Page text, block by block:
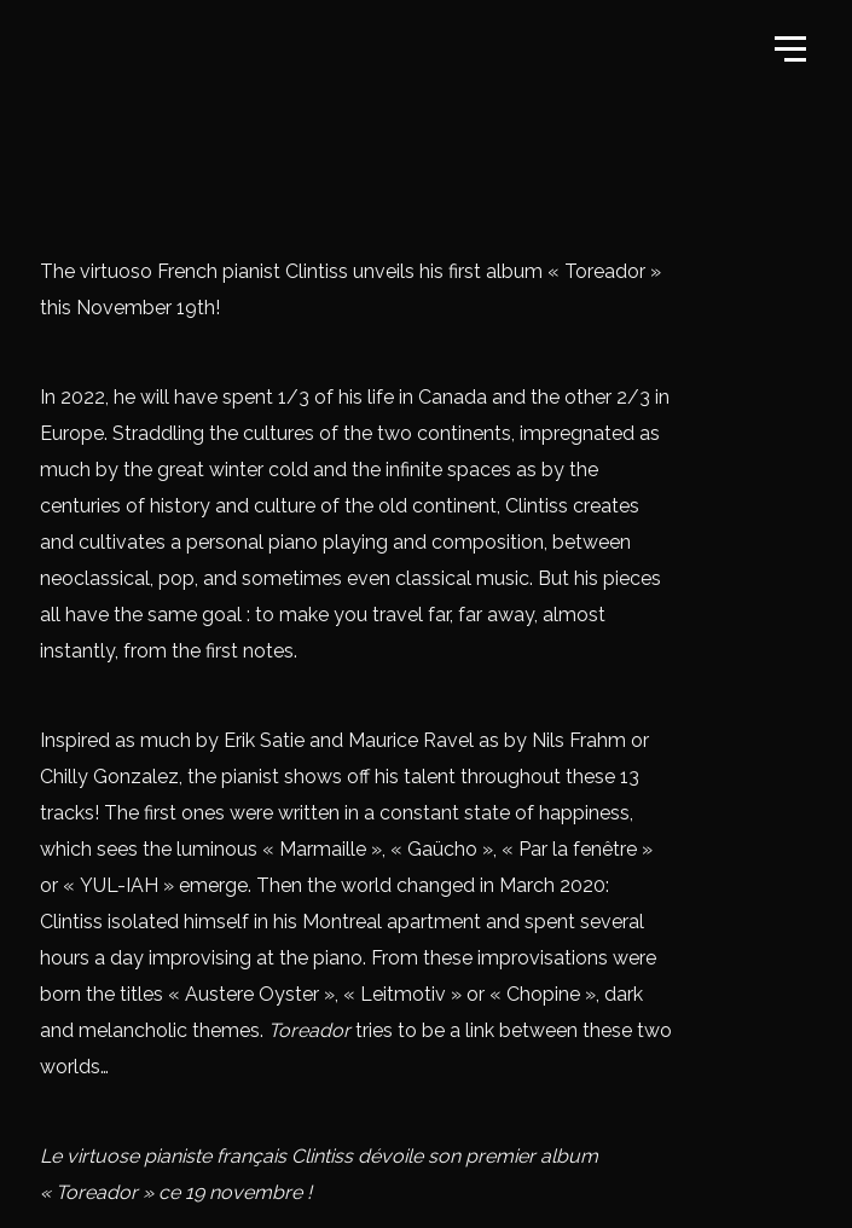
The virtuoso French pianist Clintiss unveils his first album « Toreador »
this November 19th!
In 2022, he will have spent 1/3 of his life in Canada and the other 2/3 in
Europe. Straddling the cultures of the two continents, impregnated as
much by the great winter cold and the infinite spaces as by the
centuries of history and culture of the old continent, Clintiss creates
and cultivates a personal piano playing and composition, between
neoclassical, pop, and sometimes even classical music. But his pieces
all have the same goal : to make you travel far, far away, almost
instantly, from the first notes.
Inspired as much by Erik Satie and Maurice Ravel as by Nils Frahm or
Chilly Gonzalez, the pianist shows off his talent throughout these 13
tracks! The first ones were written in a constant state of happiness,
which sees the luminous « Marmaille », « Gaücho », « Par la fenêtre »
or « YUL-IAH » emerge. Then the world changed in March 2020:
Clintiss isolated himself in his Montreal apartment and spent several
hours a day improvising at the piano. From these improvisations were
born the titles « Austere Oyster », « Leitmotiv » or « Chopine », dark
and melancholic themes. Toreadortries to be a link between these two
worlds…
Le virtuose pianiste français Clintiss dévoile son premier album
« Toreador » ce 19 novembre !